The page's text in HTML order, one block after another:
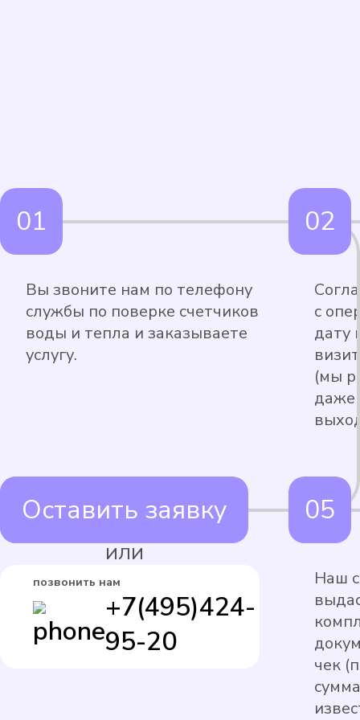
Вы звоните нам по телефону
службы по поверке счетчиков
воды и тепла и заказываете
услугу.
с
дату
(мы
даже
Наш
чек
Оставить заявку
ИЛИ
позвонить нам
+7(495)424-
95-20